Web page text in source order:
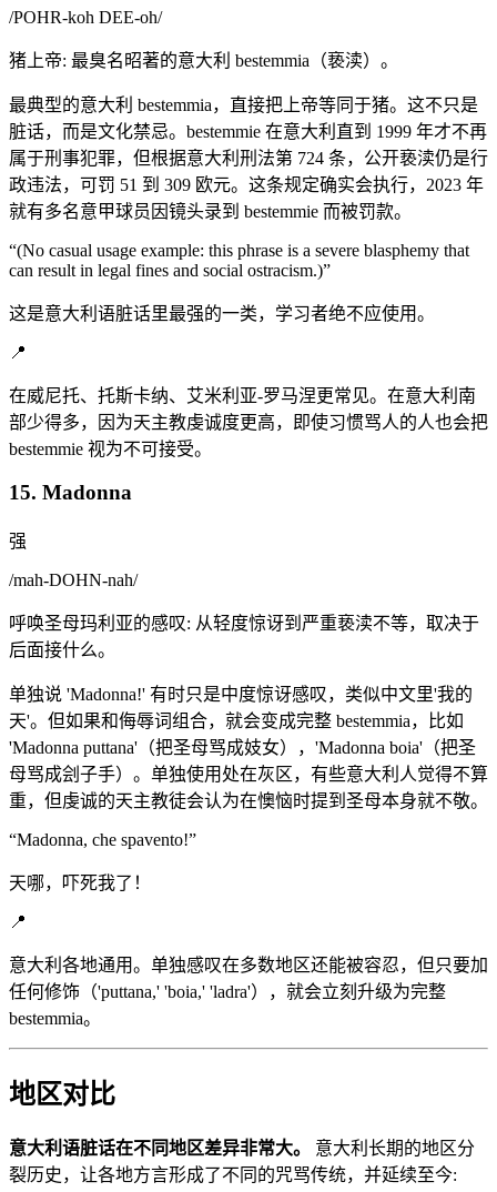
/POHR-koh DEE-oh/
猪上帝: 最臭名昭著的意大利 bestemmia（亵渎）。
最典型的意大利 bestemmia，直接把上帝等同于猪。这不只是
脏话，而是文化禁忌。bestemmie 在意大利直到 1999 年才不再
属于刑事犯罪，但根据意大利刑法第 724 条，公开亵渎仍是行
政违法，可罚 51 到 309 欧元。这条规定确实会执行，2023 年
就有多名意甲球员因镜头录到 bestemmie 而被罚款。
“(No casual usage example: this phrase is a severe blasphemy that
can result in legal fines and social ostracism.)”
这是意大利语脏话里最强的一类，学习者绝不应使用。
📍
在威尼托、托斯卡纳、艾米利亚-罗马涅更常见。在意大利南
部少得多，因为天主教虔诚度更高，即使习惯骂人的人也会把
bestemmie 视为不可接受。
15. Madonna
强
/mah-DOHN-nah/
呼唤圣母玛利亚的感叹: 从轻度惊讶到严重亵渎不等，取决于
后面接什么。
单独说 'Madonna!' 有时只是中度惊讶感叹，类似中文里'我的
天'。但如果和侮辱词组合，就会变成完整 bestemmia，比如
'Madonna puttana'（把圣母骂成妓女），'Madonna boia'（把圣
母骂成刽子手）。单独使用处在灰区，有些意大利人觉得不算
重，但虔诚的天主教徒会认为在懊恼时提到圣母本身就不敬。
“Madonna, che spavento!”
天哪，吓死我了！
📍
意大利各地通用。单独感叹在多数地区还能被容忍，但只要加
任何修饰（'puttana,' 'boia,' 'ladra'），就会立刻升级为完整
bestemmia。
地区对比
意大利语脏话在不同地区差异非常大。
意大利长期的地区分
裂历史，让各地方言形成了不同的咒骂传统，并延续至今: